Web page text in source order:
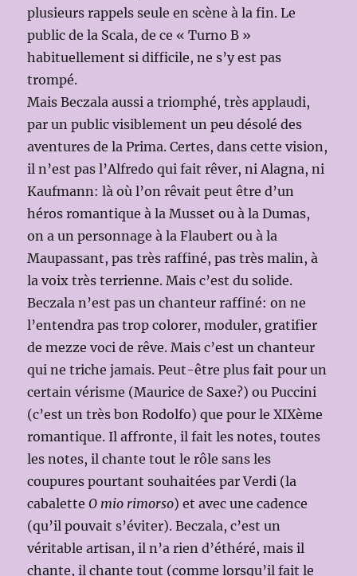
plusieurs rappels seule en scène à la fin. Le
public de la Scala, de ce « Turno B »
habituellement si difficile, ne s’y est pas
trompé.
Mais Beczala aussi a triomphé, très applaudi,
par un public visiblement un peu désolé des
aventures de la Prima. Certes, dans cette vision,
il n’est pas l’Alfredo qui fait rêver, ni Alagna, ni
Kaufmann: là où l’on rêvait peut être d’un
héros romantique à la Musset ou à la Dumas,
on a un personnage à la Flaubert ou à la
Maupassant, pas très raffiné, pas très malin, à
la voix très terrienne. Mais c’est du solide.
Beczala n’est pas un chanteur raffiné: on ne
l’entendra pas trop colorer, moduler, gratifier
de mezze voci de rêve. Mais c’est un chanteur
qui ne triche jamais. Peut-être plus fait pour un
certain vérisme (Maurice de Saxe?) ou Puccini
(c’est un très bon Rodolfo) que pour le XIXème
romantique. Il affronte, il fait les notes, toutes
les notes, il chante tout le rôle sans les
coupures pourtant souhaitées par Verdi (la
cabaletteO mio rimorso) et avec une cadence
(qu’il pouvait s’éviter). Beczala, c’est un
véritable artisan, il n’a rien d’éthéré, mais il
chante, il chante tout (comme lorsqu’il fait le